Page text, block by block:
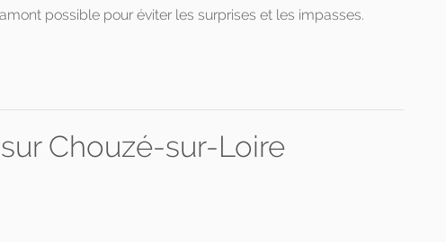
possible pour éviter les surprises et les impasses.
Chouzé-sur-Loire